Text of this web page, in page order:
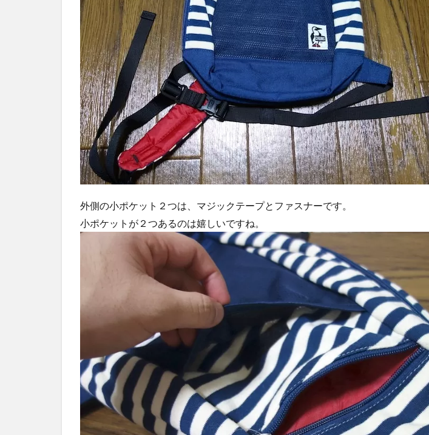
外側の小ポケット２つは、マジックテープとファスナーです。
小ポケットが２つあるのは嬉しいですね。